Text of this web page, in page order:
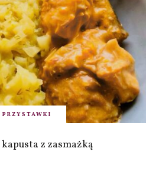
PRZYSTAWKI
z zasmażką